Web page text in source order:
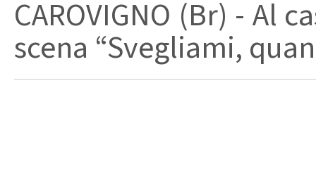
CAROVIGNO (Br) - Al
scena “Svegliami,